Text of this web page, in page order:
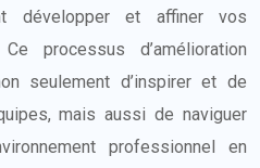
développer et affiner vos
processus d’amélioration
seulement d’inspirer et de
mais aussi de naviguer
professionnel en